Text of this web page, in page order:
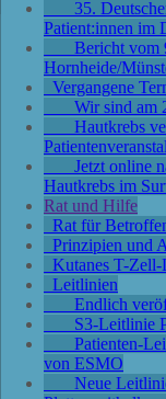
35.
Patient:innen im
Bericht vom
Hornheide/
Vergangene
Wir sind am
Hautkrebs
Jetzt online
Hautkrebs im
Rat und Hilfe
Rat für
Prinzipien und
Kutanes T-
Leitlinien
Endlich
S3-Leitlinie
Patienten-
von ESMO
Neue